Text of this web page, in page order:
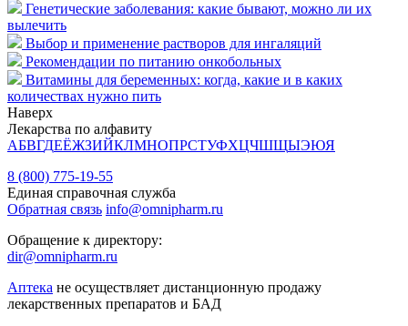
Генетические заболевания: какие бывают, можно ли их
вылечить
Выбор и применение растворов для ингаляций
Рекомендации по питанию онкобольных
Витамины для беременных: когда, какие и в каких
количествах нужно пить
Наверх
Лекарства по алфавиту
АБВГДЕЁЖЗИЙКЛМНОПРСТУФХЦЧШЩЫЭЮЯ
8 (800) 775-19-55
Единая справочная служба
Обратная связь info@omnipharm.ru
Обращение к директору:
dir@omnipharm.ru
Аптека не осуществляет дистанционную продажу
лекарственных препаратов и БАД